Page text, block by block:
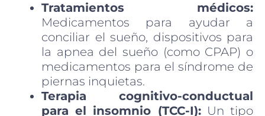
Tratamientos médicos:
Medicamentos para ayudar a
conciliar el sueño, dispositivos para
la apnea del sueño (como CPAP) o
medicamentos para el síndrome de
piernas inquietas.
Terapia cognitivo-conductual
para el insomnio (TCC-I):Un tipo